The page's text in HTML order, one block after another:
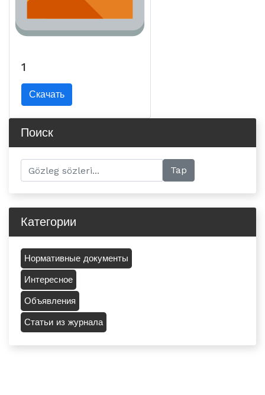
1
Скачать
Поиск
Категории
Нормативные документы
Интересное
Объявления
Статьи из журнала